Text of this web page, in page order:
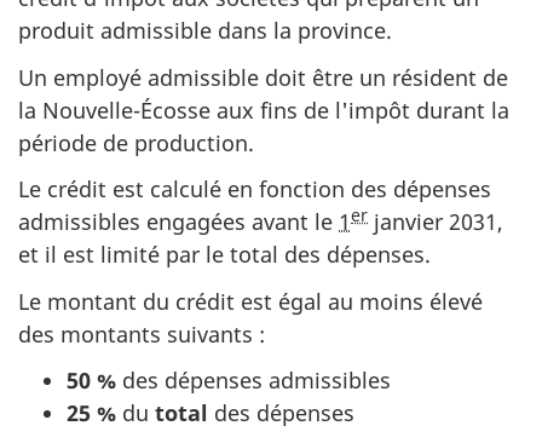
produit admissible dans la province.
Un employé admissible doit être un résident de
la Nouvelle-Écosse aux fins de l'impôt durant la
période de production.
Le crédit est calculé en fonction des dépenses
admissibles engagées avant le 1er janvier 2031,
et il est limité par le total des dépenses.
Le montant du crédit est égal au moins élevé
des montants suivants :
50 % des dépenses admissibles
25 % du total des dépenses